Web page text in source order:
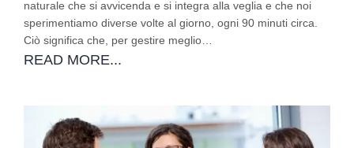
naturale che si avvicenda e si integra alla veglia e che noi
sperimentiamo diverse volte al giorno, ogni 90 minuti circa.
Ciò significa che, per gestire meglio…
READ MORE...